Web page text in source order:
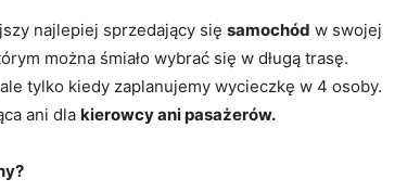
najlepiej sprzedający się samochód w swojej
można śmiało wybrać się w długą trasę.
ale tylko kiedy zaplanujemy wycieczkę w 4 osoby.
ani dla kierowcy ani pasażerów.